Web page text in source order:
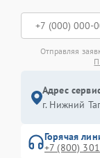
Отправляя
Адрес
г. Нижний
Горячая
+7 (800)